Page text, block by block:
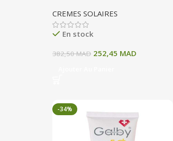
CREMES SOLAIRES
En stock
382,50MAD 252,45 MAD
-34%